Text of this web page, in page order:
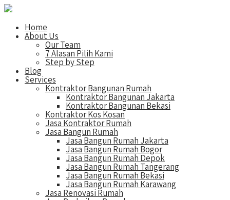
Home
About Us
Our Team
7 Alasan Pilih Kami
Step by Step
Blog
Services
Kontraktor Bangunan Rumah
Kontraktor Bangunan Jakarta
Kontraktor Bangunan Bekasi
Kontraktor Kos Kosan
Jasa Kontraktor Rumah
Jasa Bangun Rumah
Jasa Bangun Rumah Jakarta
Jasa Bangun Rumah Bogor
Jasa Bangun Rumah Depok
Jasa Bangun Rumah Tangerang
Jasa Bangun Rumah Bekasi
Jasa Bangun Rumah Karawang
Jasa Renovasi Rumah